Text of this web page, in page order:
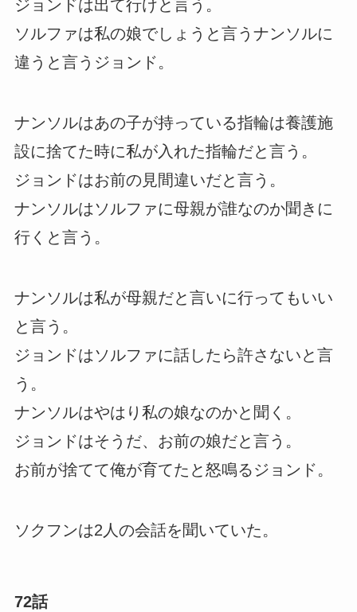
ジョンドは出て行けと言う。
ソルファは私の娘でしょうと言うナンソルに
違うと言うジョンド。
ナンソルはあの子が持っている指輪は養護施
設に捨てた時に私が入れた指輪だと言う。
ジョンドはお前の見間違いだと言う。
ナンソルはソルファに母親が誰なのか聞きに
行くと言う。
ナンソルは私が母親だと言いに行ってもいい
と言う。
ジョンドはソルファに話したら許さないと言
う。
ナンソルはやはり私の娘なのかと聞く。
ジョンドはそうだ、お前の娘だと言う。
お前が捨てて俺が育てたと怒鳴るジョンド。
ソクフンは2人の会話を聞いていた。
72話